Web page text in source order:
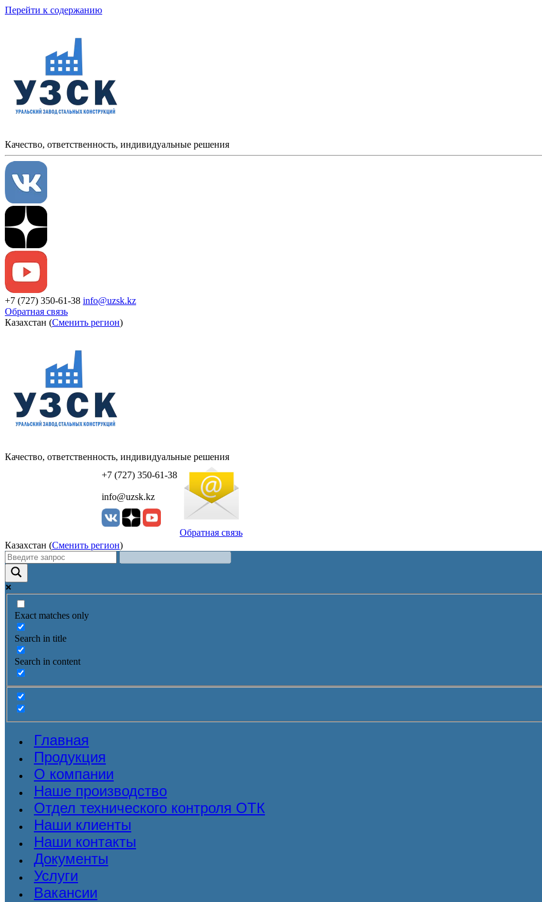
Перейти к содержанию
Качество, ответственность, индивидуальные решения
+7 (727) 350-61-38 info@uzsk.kz
Обратная связь
Казахстан (Сменить регион)
УЗСК Казахстан
Качество, ответственность, индивидуальные решения
+7 (727) 350-61-38
info@uzsk.kz
Обратная связь
Казахстан (Сменить регион)
Exact matches only
Search in title
Search in content
Главная
Продукция
О компании
Наше производство
Отдел технического контроля ОТК
Наши клиенты
Наши контакты
Документы
Услуги
Вакансии